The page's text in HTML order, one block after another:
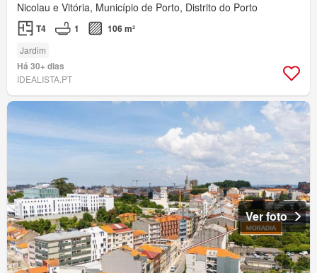
Nicolau e Vitória, Município de Porto, Distrito do Porto
T4 1 106 m²
Jardim
Há 30+ dias
IDEALISTA.PT
Ver foto